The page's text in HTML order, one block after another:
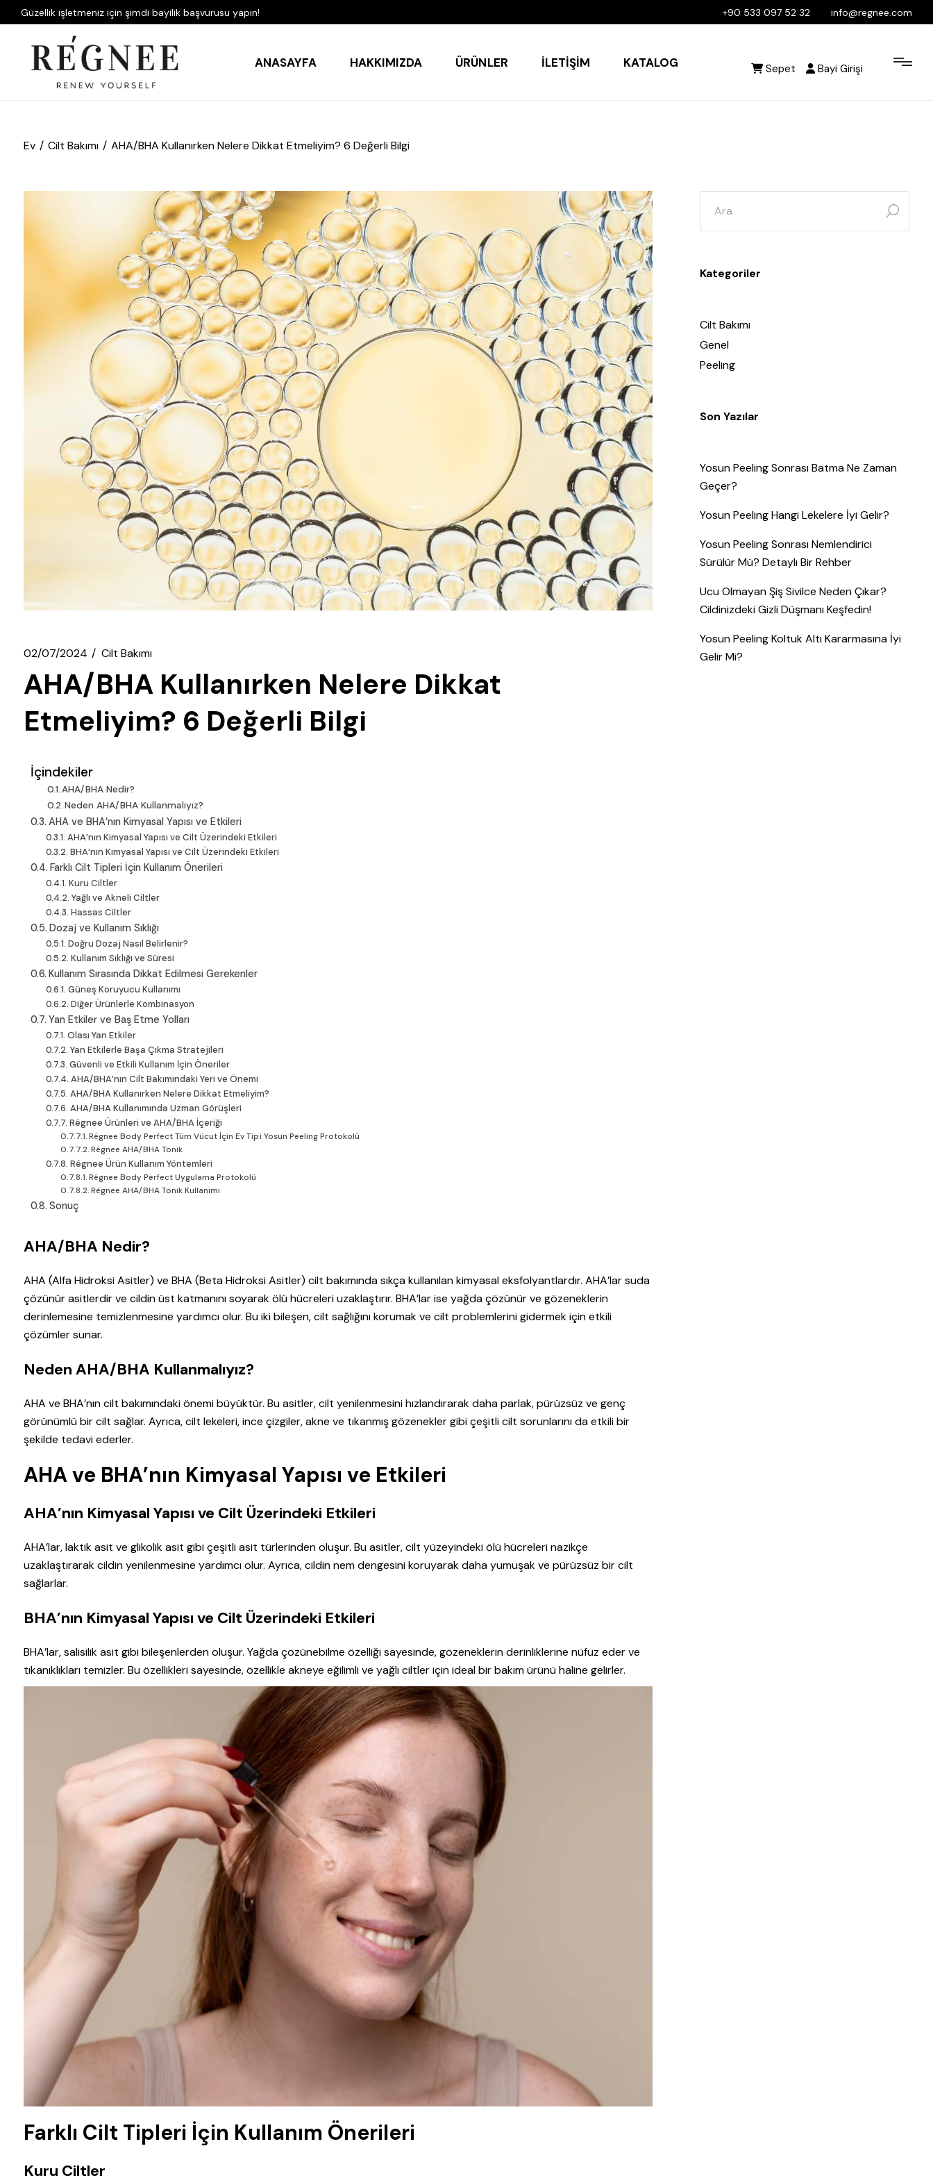
Güzellik işletmeniz için şimdi bayilik başvurusu yapın! +90 533 097 52 32 info@regnee.com
ANASAYFA HAKKIMIZDA ÜRÜNLER İLETIŞIM KATALOG Sepet Bayi Girişi
Ev Cilt Bakımı AHA/BHA Kullanırken Nelere Dikkat Etmeliyim? 6 Değerli Bilgi
02/07/2024 Cilt Bakımı
AHA/BHA Kullanırken Nelere Dikkat
Etmeliyim? 6 Değerli Bilgi
İçindekiler
AHA/BHA Nedir?
Neden AHA/BHA Kullanmalıyız?
AHA ve BHA’nın Kimyasal Yapısı ve Etkileri
AHA’nın Kimyasal Yapısı ve Cilt Üzerindeki Etkileri
BHA’nın Kimyasal Yapısı ve Cilt Üzerindeki Etkileri
Farklı Cilt Tipleri İçin Kullanım Önerileri
Kuru Ciltler
Yağlı ve Akneli Ciltler
Hassas Ciltler
Dozaj ve Kullanım Sıklığı
Doğru Dozaj Nasıl Belirlenir?
Kullanım Sıklığı ve Süresi
Kullanım Sırasında Dikkat Edilmesi Gerekenler
Güneş Koruyucu Kullanımı
Diğer Ürünlerle Kombinasyon
Yan Etkiler ve Baş Etme Yolları
Olası Yan Etkiler
Yan Etkilerle Başa Çıkma Stratejileri
Güvenli ve Etkili Kullanım İçin Öneriler
AHA/BHA’nın Cilt Bakımındaki Yeri ve Önemi
AHA/BHA Kullanırken Nelere Dikkat Etmeliyim?
AHA/BHA Kullanımında Uzman Görüşleri
Régnee Ürünleri ve AHA/BHA İçeriği
Régnee Body Perfect Tüm Vücut İçin Ev Tipi Yosun Peeling Protokolü
Régnee AHA/BHA Tonik
Régnee Ürün Kullanım Yöntemleri
Régnee Body Perfect Uygulama Protokolü
Régnee AHA/BHA Tonik Kullanımı
Sonuç
AHA/BHA Nedir?
AHA (Alfa Hidroksi Asitler) ve BHA (Beta Hidroksi Asitler) cilt bakımında sıkça kullanılan kimyasal eksfolyantlardır. AHA’lar suda
çözünür asitlerdir ve cildin üst katmanını soyarak ölü hücreleri uzaklaştırır. BHA’lar ise yağda çözünür ve gözeneklerin
derinlemesine temizlenmesine yardımcı olur. Bu iki bileşen, cilt sağlığını korumak ve cilt problemlerini gidermek için etkili
çözümler sunar.
Neden AHA/BHA Kullanmalıyız?
AHA ve BHA’nın cilt bakımındaki önemi büyüktür. Bu asitler, cilt yenilenmesini hızlandırarak daha parlak, pürüzsüz ve genç
görünümlü bir cilt sağlar. Ayrıca, cilt lekeleri, ince çizgiler, akne ve tıkanmış gözenekler gibi çeşitli cilt sorunlarını da etkili bir
şekilde tedavi ederler.
AHA ve BHA’nın Kimyasal Yapısı ve Etkileri
AHA’nın Kimyasal Yapısı ve Cilt Üzerindeki Etkileri
AHA’lar, laktik asit ve glikolik asit gibi çeşitli asit türlerinden oluşur. Bu asitler, cilt yüzeyindeki ölü hücreleri nazikçe
uzaklaştırarak cildin yenilenmesine yardımcı olur. Ayrıca, cildin nem dengesini koruyarak daha yumuşak ve pürüzsüz bir cilt
sağlarlar.
BHA’nın Kimyasal Yapısı ve Cilt Üzerindeki Etkileri
BHA’lar, salisilik asit gibi bileşenlerden oluşur. Yağda çözünebilme özelliği sayesinde, gözeneklerin derinliklerine nüfuz eder ve
tıkanıklıkları temizler. Bu özellikleri sayesinde, özellikle akneye eğilimli ve yağlı ciltler için ideal bir bakım ürünü haline gelirler.
Farklı Cilt Tipleri İçin Kullanım Önerileri
Kuru Ciltler
Kategoriler
Cilt Bakımı
Genel
Peeling
Son Yazılar
Yosun Peeling Sonrası Batma Ne Zaman
Geçer?
Yosun Peeling Hangi Lekelere İyi Gelir?
Yosun Peeling Sonrası Nemlendirici
Sürülür Mü? Detaylı Bir Rehber
Ucu Olmayan Şiş Sivilce Neden Çıkar?
Cildinizdeki Gizli Düşmanı Keşfedin!
Yosun Peeling Koltuk Altı Kararmasına İyi
Gelir Mi?